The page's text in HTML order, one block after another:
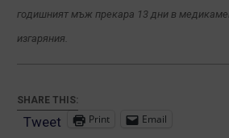
годишният мъж прекара 13 дни в
изгаряния.
SHARE THIS:
Tweet Print Email